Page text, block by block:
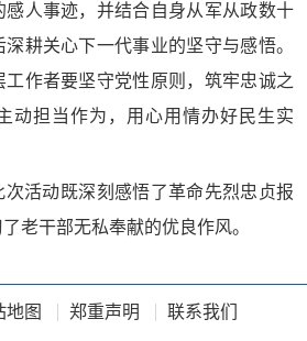
人事迹，并结合自身从军从政数十
耕关心下一代事业的坚守与感悟。
作者要坚守党性原则，筑牢忠诚之
动担当作为，用心用情办好民生实
次活动既深刻感悟了革命先烈忠贞报
老干部无私奉献的优良作风。
地图 郑重声明 联系我们